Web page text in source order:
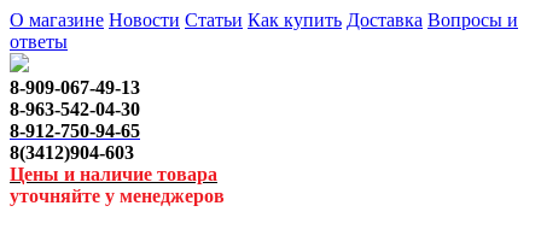
О магазине Новости Статьи Как купить Доставка Вопросы и
ответы
8-909-067-49-13
8-963-542-04-30
8-912-750-94-65
8(3412)904-603
Цены и наличие товара
уточняйте у менеджеров